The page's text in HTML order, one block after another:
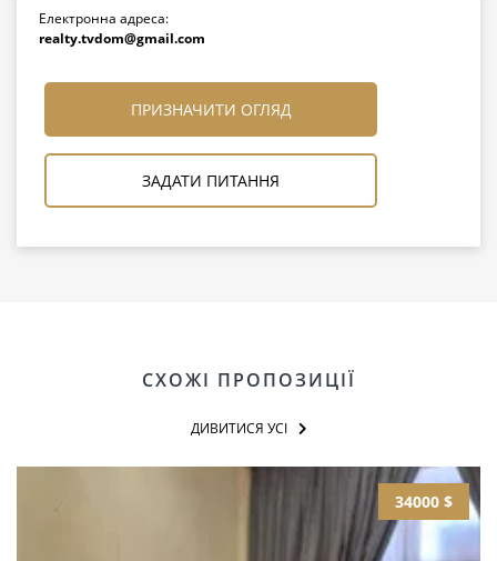
Електронна адреса:
realty.tvdom@gmail.com
ПРИЗНАЧИТИ ОГЛЯД
ЗАДАТИ ПИТАННЯ
СХОЖІ ПРОПОЗИЦІЇ
ДИВИТИСЯ УСІ
34000 $